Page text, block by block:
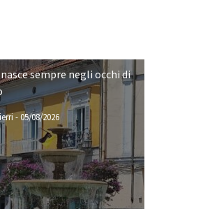
sempre negli occhi di
-05/08/2026